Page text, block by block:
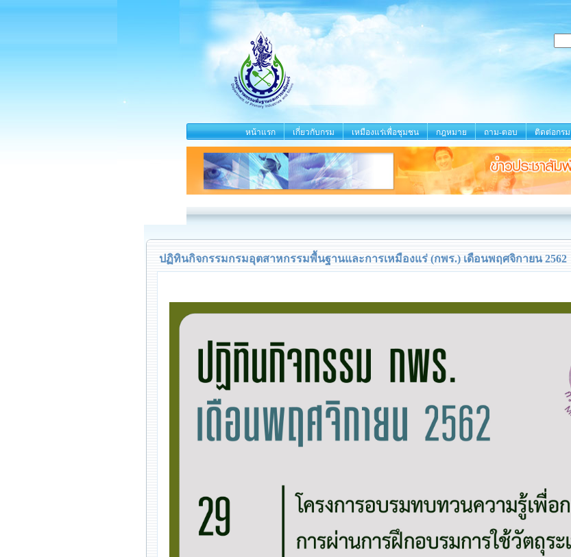
หน้าแรก เกี่ยวกับกรม เหมืองแร่เพื่อชุมชน กฎหมาย ถาม-ตอบ ติดต่อกรม
ปฏิทินกิจกรรมกรมอุตสาหกรรมพื้นฐานและการเหมืองแร่ (กพร.) เดือนพฤศจิกายน 2562